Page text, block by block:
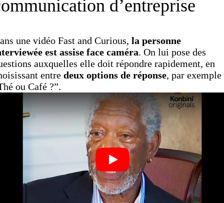
d’entreprise
une vidéo Fast and Curious, la personne
est assise face caméra. On lui pose des
auxquelles elle doit répondre rapidement, en
entre deux options de réponse, par exemple
ou Café ?”.
Play